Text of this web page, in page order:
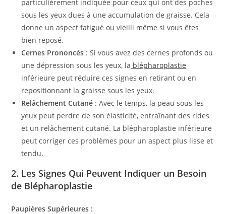
particulièrement indiquée pour ceux qui ont des poches
sous les yeux dues à une accumulation de graisse. Cela
donne un aspect fatigué ou vieilli même si vous êtes
bien reposé.
Cernes Prononcés : Si vous avez des cernes profonds ou
une dépression sous les yeux, la blépharoplastie
inférieure peut réduire ces signes en retirant ou en
repositionnant la graisse sous les yeux.
Relâchement Cutané : Avec le temps, la peau sous les
yeux peut perdre de son élasticité, entraînant des rides
et un relâchement cutané. La blépharoplastie inférieure
peut corriger ces problèmes pour un aspect plus lisse et
tendu.
2. Les Signes Qui Peuvent Indiquer un Besoin
de Blépharoplastie
Paupières Supérieures :